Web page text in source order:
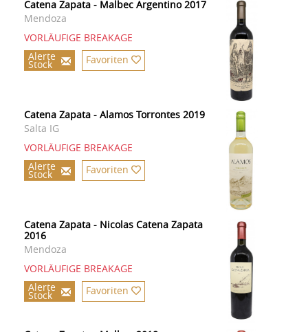
Catena Zapata - Malbec Argentino 2017
Mendoza
VORLÄUFIGE BREAKAGE
Alerte
Stock Favoriten
Catena Zapata - Alamos Torrontes 2019
Salta IG
VORLÄUFIGE BREAKAGE
Alerte
Stock Favoriten
Catena Zapata - Nicolas Catena Zapata
2016
Mendoza
VORLÄUFIGE BREAKAGE
Alerte
Stock Favoriten